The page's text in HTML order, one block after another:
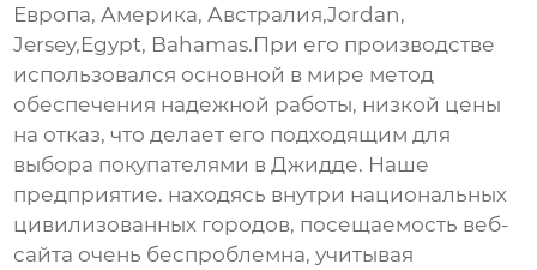
Европа, Америка, Австралия,Jordan,
Jersey,Egypt, Bahamas.При его производстве
использовался основной в мире метод
обеспечения надежной работы, низкой цены
на отказ, что делает его подходящим для
выбора покупателями в Джидде. Наше
предприятие. находясь внутри национальных
цивилизованных городов, посещаемость веб-
сайта очень беспроблемна, учитывая